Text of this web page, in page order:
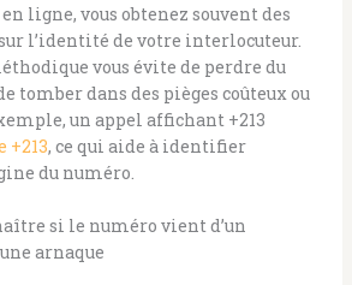
ligne, vous obtenez souvent des
l’identité de votre interlocuteur.
vous évite de perdre du
tomber dans des pièges coûteux ou
un appel affichant +213
+213, ce qui aide à identifier
du numéro.
si le numéro vient d’un
arnaque